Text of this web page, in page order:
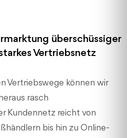
überschüssiger
Vertriebsnetz
Vertriebswege können wir
rasch
Kundennetz reicht von
bis hin zu Online-